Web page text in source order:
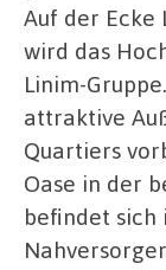
Auf der Ecke
wird das
Linim-
attraktive
Quartiers
Oase in der
befindet sich